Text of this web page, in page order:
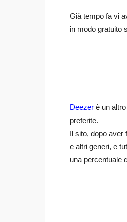
Già tempo fa vi
in modo gratuito
Deezer è un
preferite.
Il sito, dopo aver
e altri generi, e
una percentuale